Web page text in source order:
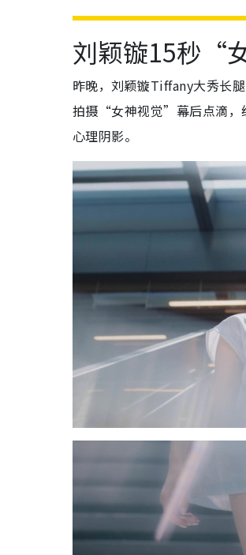
刘颖镟15秒“
昨晚，刘颖镟Tiffany大秀长
拍摄“女神视觉”幕后点滴，
心理阴影。